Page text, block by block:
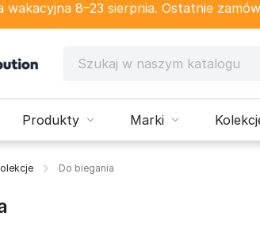
wakacyjna 8–23 sierpnia. Ostatnie
Produkty Marki
Do biegania